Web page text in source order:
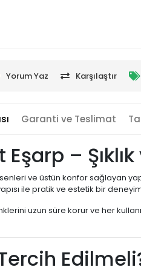
Yorum Yaz Karşılaştır
Garanti ve Teslimat
–
ve üstün konfor sağlayan
ile pratik ve estetik bir
uzun süre korur ve her